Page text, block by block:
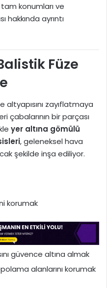
konumları ve
hakkında ayrıntı
Füze
altyapısını zayıflatmaya
çabalarının bir parçası
yer altına gömülü
, geleneksel hava
şekilde inşa ediliyor.
korumak
güvence altına almak
alanlarını korumak